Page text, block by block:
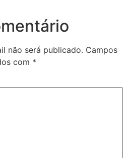
não será publicado. Campos
com *